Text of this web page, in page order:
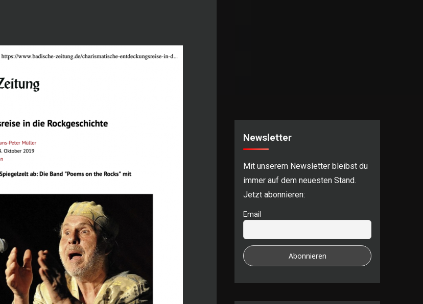
Newsletter
Mit unserem Newsletter bleibst du
immer auf dem neuesten Stand.
Jetzt abonnieren:
Email